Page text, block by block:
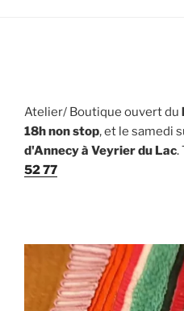
Atelier/ Boutique ouvert du
18h non stop, et le samedi
d'Annecy à Veyrier du Lac.
52 77